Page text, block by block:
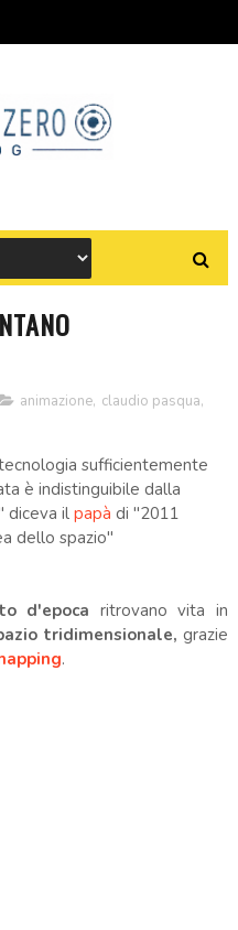
animazione, claudio pasqua,
sufficientemente
è indistinguibile dalla
diceva il papà di "2011
dello spazio"
d'epoca ritrovano vita in
tridimensionale,grazie
.